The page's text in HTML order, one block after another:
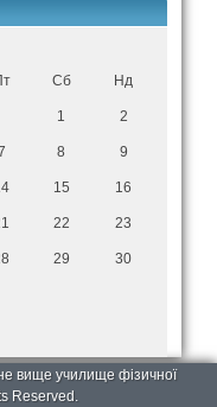
Сб Нд
1 2
8 9
15 16
22 23
29 30
вище училище фізичної
Reserved.